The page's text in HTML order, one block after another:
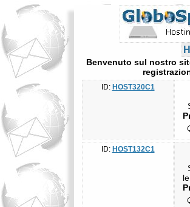
Benvenuto sul nostro
ID: HOST320C1
ID: HOST132C1